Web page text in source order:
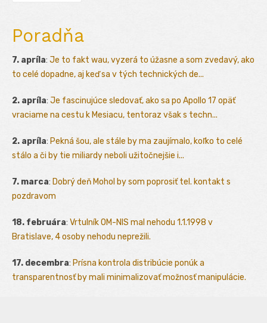
Poradňa
7. apríla: Je to fakt wau, vyzerá to úžasne a som zvedavý, ako
to celé dopadne, aj keď sa v tých technických de...
2. apríla: Je fascinujúce sledovať, ako sa po Apollo 17 opäť
vraciame na cestu k Mesiacu, tentoraz však s techn...
2. apríla: Pekná šou, ale stále by ma zaujímalo, koľko to celé
stálo a či by tie miliardy neboli užitočnejšie i...
7. marca: Dobrý deň Mohol by som poprosiť tel. kontakt s
pozdravom
18. februára: Vrtulník OM-NIS mal nehodu 1.1.1998 v
Bratislave, 4 osoby nehodu neprežili.
17. decembra: Prísna kontrola distribúcie ponúk a
transparentnosť by mali minimalizovať možnosť manipulácie.